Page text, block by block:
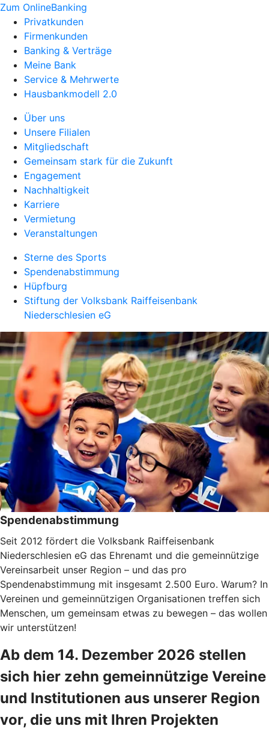
Zum OnlineBanking
Privatkunden
Firmenkunden
Banking & Verträge
Meine Bank
Service & Mehrwerte
Hausbankmodell 2.0
Über uns
Unsere Filialen
Mitgliedschaft
Gemeinsam stark für die Zukunft
Engagement
Nachhaltigkeit
Karriere
Vermietung
Veranstaltungen
Sterne des Sports
Spendenabstimmung
Hüpfburg
Stiftung der Volksbank Raiffeisenbank
Niederschlesien eG
Spendenabstimmung
Seit 2012 fördert die Volksbank Raiffeisenbank
Niederschlesien eG das Ehrenamt und die gemeinnützige
Vereinsarbeit unser Region – und das pro
Spendenabstimmung mit insgesamt 2.500 Euro. Warum? In
Vereinen und gemeinnützigen Organisationen treffen sich
Menschen, um gemeinsam etwas zu bewegen – das wollen
wir unterstützen!
Ab dem 14. Dezember 2026 stellen
sich hier zehn gemeinnützige Vereine
und Institutionen aus unserer Region
vor, die uns mit Ihren Projekten